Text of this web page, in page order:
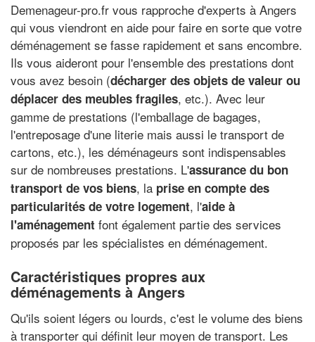
Demenageur-pro.fr vous rapproche d'experts à Angers
qui vous viendront en aide pour faire en sorte que votre
déménagement se fasse rapidement et sans encombre.
Ils vous aideront pour l'ensemble des prestations dont
vous avez besoin (décharger des objets de valeur ou
déplacer des meubles fragiles, etc.). Avec leur
gamme de prestations (l'emballage de bagages,
l'entreposage d'une literie mais aussi le transport de
cartons, etc.), les déménageurs sont indispensables
sur de nombreuses prestations. L'assurance du bon
transport de vos biens, la prise en compte des
particularités de votre logement, l'aide à
l'aménagement font également partie des services
proposés par les spécialistes en déménagement.
Caractéristiques propres aux
déménagements à Angers
Qu'ils soient légers ou lourds, c'est le volume des biens
à transporter qui définit leur moyen de transport. Les